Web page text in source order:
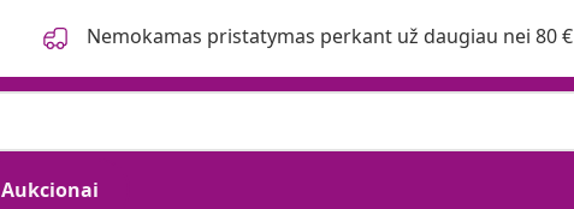
Nemokamas pristatymas perkant už daugiau nei 80 €
Aukcionai